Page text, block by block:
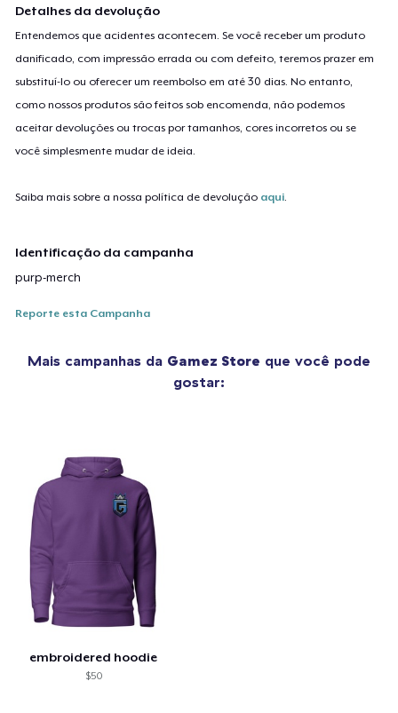
Detalhes da devolução
Entendemos que acidentes acontecem. Se você receber um produto
danificado, com impressão errada ou com defeito, teremos prazer em
substituí-lo ou oferecer um reembolso em até 30 dias. No entanto,
como nossos produtos são feitos sob encomenda, não podemos
aceitar devoluções ou trocas por tamanhos, cores incorretos ou se
você simplesmente mudar de ideia.
Saiba mais sobre a nossa política de devolução aqui.
Identificação da campanha
purp-merch
Reporte esta Campanha
Mais campanhas da Gamez Store que você pode
gostar:
embroidered hoodie
$50